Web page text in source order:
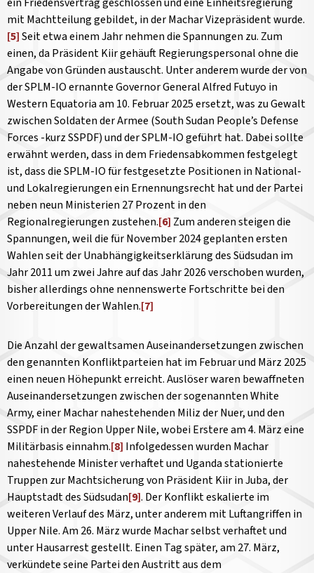
mit Machtteilung gebildet, in der Machar Vizepräsident wurde.
[5]Seit etwa einem Jahr nehmen die Spannungen zu. Zum
einen, da Präsident Kiir gehäuft Regierungspersonal ohne die
Angabe von Gründen austauscht. Unter anderem wurde der von
der SPLM-IO ernannte Governor General Alfred Futuyo in
Western Equatoria am 10. Februar 2025 ersetzt, was zu Gewalt
zwischen Soldaten der Armee (South Sudan People’s Defense
Forces -kurz SSPDF) und der SPLM-IO geführt hat. Dabei sollte
erwähnt werden, dass in dem Friedensabkommen festgelegt
ist, dass die SPLM-IO für festgesetzte Positionen in National-
und Lokalregierungen ein Ernennungsrecht hat und der Partei
neben neun Ministerien 27 Prozent in den
Regionalregierungen zustehen.[6] Zum anderen steigen die
Spannungen, weil die für November 2024 geplanten ersten
Wahlen seit der Unabhängigkeitserklärung des Südsudan im
Jahr 2011 um zwei Jahre auf das Jahr 2026 verschoben wurden,
bisher allerdings ohne nennenswerte Fortschritte bei den
Vorbereitungen der Wahlen.[7]
Die Anzahl der gewaltsamen Auseinandersetzungen zwischen
den genannten Konfliktparteien hat im Februar und März 2025
einen neuen Höhepunkt erreicht. Auslöser waren bewaffneten
Auseinandersetzungen zwischen der sogenannten White
Army, einer Machar nahestehenden Miliz der Nuer, und den
SSPDF in der Region Upper Nile, wobei Erstere am 4. März eine
Militärbasis einnahm.[8] Infolgedessen wurden Machar
nahestehende Minister verhaftet und Uganda stationierte
Truppen zur Machtsicherung von Präsident Kiir in Juba, der
Hauptstadt des Südsudan[9]. Der Konflikt eskalierte im
weiteren Verlauf des März, unter anderem mit Luftangriffen in
Upper Nile. Am 26. März wurde Machar selbst verhaftet und
unter Hausarrest gestellt. Einen Tag später, am 27. März,
verkündete seine Partei den Austritt aus dem